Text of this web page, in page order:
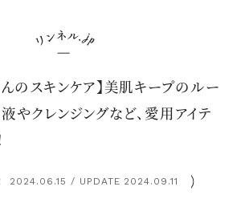
のスキンケア】美肌キープのルー
やクレンジングなど、愛用アイテ
： 2024.06.15 / UPDATE 2024.09.11